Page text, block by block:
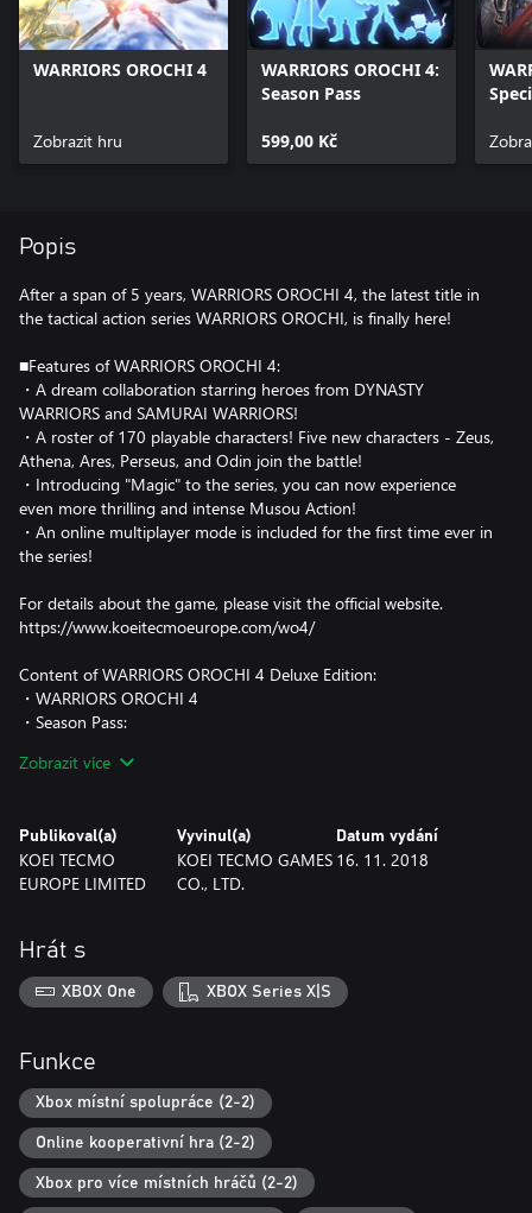
WARRIORS OROCHI 4
Zobrazit hru
WARRIORS OROCHI 4:
Season Pass
599,00 Kč
Popis
After a span of 5 years, WARRIORS OROCHI 4, the latest title in
the tactical action series WARRIORS OROCHI, is finally here!
■Features of WARRIORS OROCHI 4:
・A dream collaboration starring heroes from DYNASTY
WARRIORS and SAMURAI WARRIORS!
・A roster of 170 playable characters! Five new characters - Zeus,
Athena, Ares, Perseus, and Odin join the battle!
・Introducing "Magic" to the series, you can now experience
even more thrilling and intense Musou Action!
・An online multiplayer mode is included for the first time ever in
the series!
For details about the game, please visit the official website.
https://www.koeitecmoeurope.com/wo4/
Content of WARRIORS OROCHI 4 Deluxe Edition:
・WARRIORS OROCHI 4
・Season Pass:
- 10 Scenarios
- 5 Mounts
- 1 Mode
・Deluxe Edition purchase bonuses:
Abaddon.
- The character Yinglong will be unlocked.
- 30,000 Growth Points; 3,000 Arena Points
Zobrazit více
Publikoval(a)
KOEI TECMO
EUROPE LIMITED
Vyvinul(a)
KOEI TECMO GAMES
CO., LTD.
Datum vydání
16. 11. 2018
Hrát s
XBOX One XBOX Series X|S
Funkce
Xbox místní spolupráce (2-2)
Online kooperativní hra (2-2)
Xbox pro více místních hráčů (2-2)